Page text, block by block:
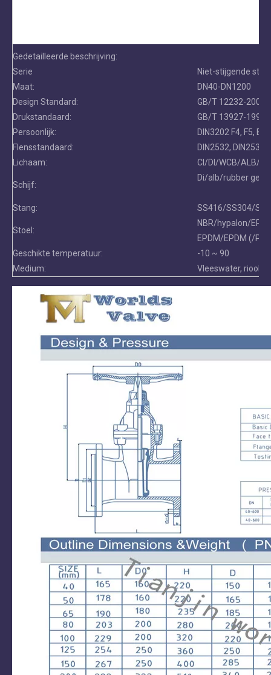
Gedetailleerde beschrijving:
Serie
Niet-stijgende
Maat:
DN40-DN1200
Design Standard:
GB/T 12232-2005
Drukstandaard:
GB/T 13927-1992,
Persoonlijk:
DIN3202 F4, F5,
Flensstandaard:
DIN2532, DIN2533
Lichaam:
CI/DI/WCB/ALB/
Schijf:
Di/alb/rubber
Stang: SS416/SS304/
Stoel:
NBR/hypalon/
EPDM/EPDM (/
Geschikte temperatuur:
-10 ~ 90
Medium:
Vleeswater,